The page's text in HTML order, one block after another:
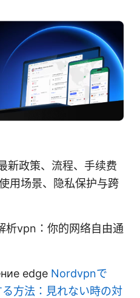
新政策、流程、手续费
用场景、隐私保护与跨
析vpn：你的网络自由通
edge Nordvpnで
方法：見れない時の対